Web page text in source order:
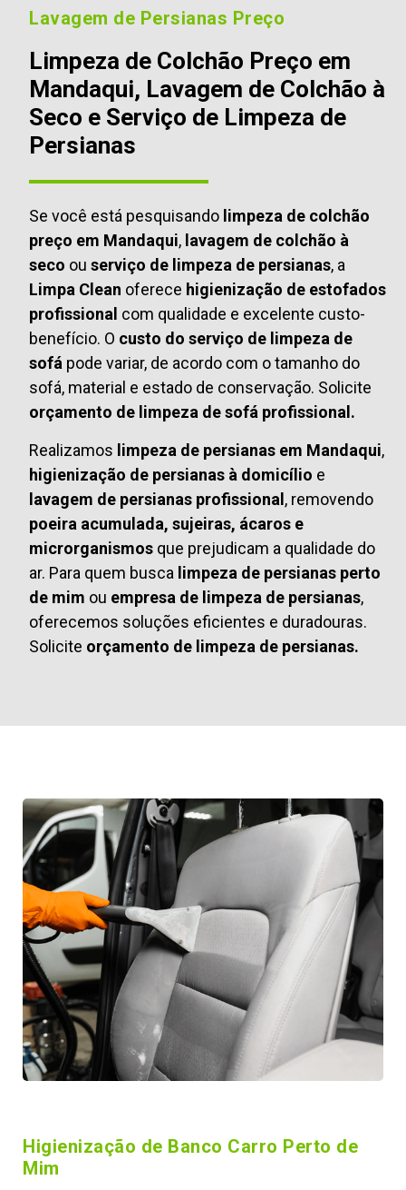
Lavagem de Persianas Preço
Limpeza de Colchão Preço em
Mandaqui, Lavagem de Colchão à
Seco e Serviço de Limpeza de
Persianas
Se você está pesquisando limpeza de colchão
preço em Mandaqui, lavagem de colchão à
seco ou serviço de limpeza de persianas, a
Limpa Clean oferece higienização de estofados
profissional com qualidade e excelente custo-
benefício. O custo do serviço de limpeza de
sofá pode variar, de acordo com o tamanho do
sofá, material e estado de conservação. Solicite
orçamento de limpeza de sofá profissional.
Realizamos limpeza de persianas em Mandaqui,
higienização de persianas à domicílio e
lavagem de persianas profissional, removendo
poeira acumulada, sujeiras, ácaros e
microrganismos que prejudicam a qualidade do
ar. Para quem busca limpeza de persianas perto
de mim ou empresa de limpeza de persianas,
oferecemos soluções eficientes e duradouras.
Solicite orçamento de limpeza de persianas.
Higienização de Banco Carro Perto de
Mim